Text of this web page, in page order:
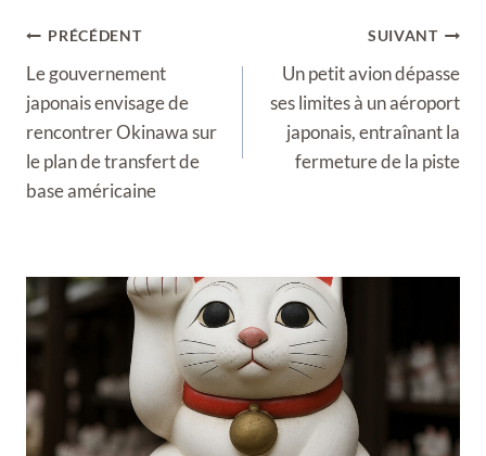
Navigation
de
l’article
PRÉCÉDENT
Le gouvernement
japonais envisage de
rencontrer Okinawa sur
le plan de transfert de
base américaine
SUIVANT
Un petit avion dépasse
ses limites à un aéroport
japonais, entraînant la
fermeture de la piste